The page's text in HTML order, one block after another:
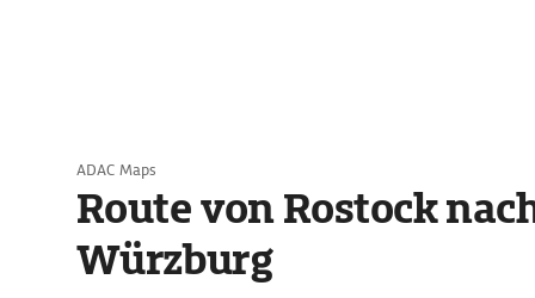
ADAC Maps
Route von Rostock
Würzburg